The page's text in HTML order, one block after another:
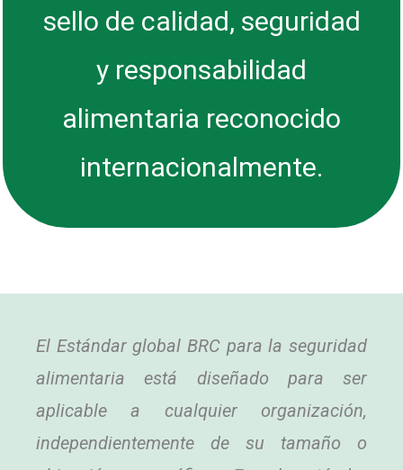
sello de calidad, seguridad
y responsabilidad
alimentaria reconocido
internacionalmente.
El Estándar global BRC para la seguridad
alimentaria está diseñado para ser
aplicable a cualquier organización,
independientemente de su tamaño o